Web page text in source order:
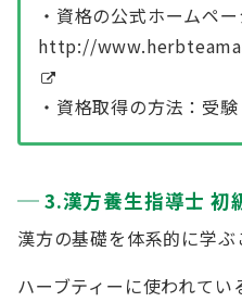
・資格の公式ホームペー
http://
・資格取得の方法：受験
3.漢方養生指導士 初
漢方の基礎を体系的に学ぶ
ハーブティーに使われて